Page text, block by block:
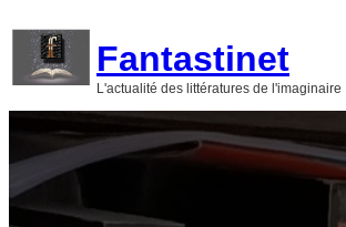
contenu
Fantastinet
L'actualité des littératures de l'imaginaire